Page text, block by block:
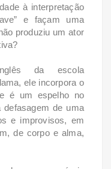
à interpretação
e façam uma
produziu um ator
da escola
ele incorpora o
é um espelho no
defasagem de uma
e improvisos, em
de corpo e alma,